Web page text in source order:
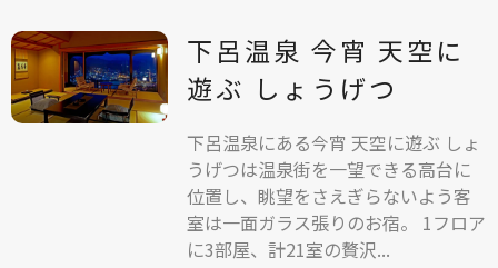
下呂温泉 今宵 天空に
遊ぶ しょうげつ
下呂温泉にある今宵 天空に遊ぶ しょ
うげつは温泉街を一望できる高台に
位置し、眺望をさえぎらないよう客
室は一面ガラス張りのお宿。 1フロア
に3部屋、計21室の贅沢...